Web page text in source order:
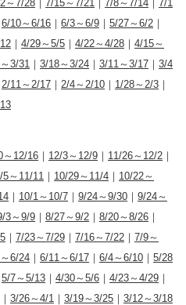
～7/28 ｜ 7/15～7/21 ｜ 7/8～7/14 ｜ 7/1
6/10～6/16 ｜ 6/3～6/9 ｜ 5/27～6/2 ｜
｜ 4/29～5/5 ｜ 4/22～4/28 ｜ 4/15～
3/31 ｜ 3/18～3/24 ｜ 3/11～3/17 ｜ 3/4
2/11～2/17 ｜ 2/4～2/10 ｜ 1/28～2/3 ｜
～12/16 ｜ 12/3～12/9 ｜ 11/26～12/2 ｜
5～11/11 ｜ 10/29～11/4 ｜ 10/22～
｜ 10/1～10/7 ｜ 9/24～9/30 ｜ 9/24～
3～9/9 ｜ 8/27～9/2 ｜ 8/20～8/26 ｜
｜ 7/23～7/29 ｜ 7/16～7/22 ｜ 7/9～
6/24 ｜ 6/11～6/17 ｜ 6/4～6/10 ｜ 5/28
5/7～5/13 ｜ 4/30～5/6 ｜ 4/23～4/29 ｜
｜ 3/26～4/1 ｜ 3/19～3/25 ｜ 3/12～3/18